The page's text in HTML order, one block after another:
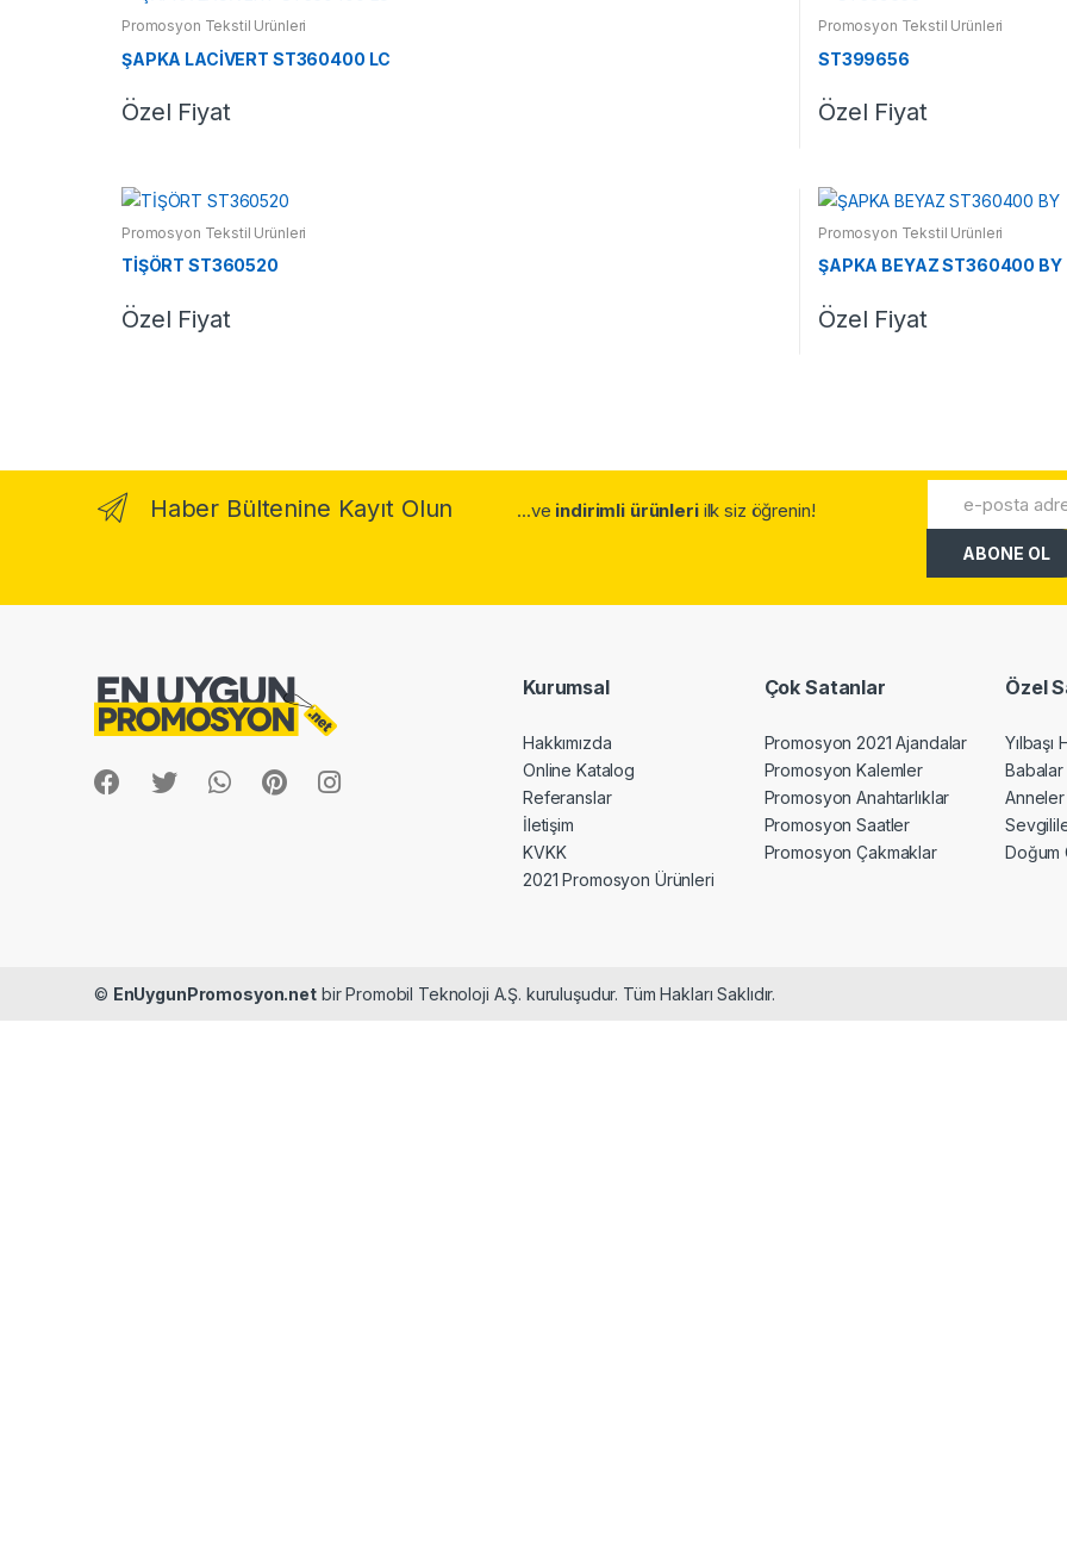
Promosyon Tekstil Ürünleri
ŞAPKA LACİVERT ST360400 LC
Özel Fiyat
Promosyon Tekstil Ürünleri
ST399656
Özel Fiyat
Promosyon Tekstil Ürünleri
TİŞÖRT ST360520
Özel Fiyat
Promosyon Tekstil Ürünleri
ŞAPKA BEYAZ ST360400 BY
Özel Fiyat
Haber Bültenine Kayıt Olun ...ve indirimli ürünleriilk siz öğrenin!
Kurumsal
Hakkımızda
Online Katalog
Referanslar
İletişim
KVKK
2021 Promosyon Ürünleri
Çok Satanlar
Promosyon 2021 Ajandalar
Promosyon Kalemler
Promosyon Anahtarlıklar
Promosyon Saatler
Promosyon Çakmaklar
Özel
Yılbaşı
Doğum
© EnUygunPromosyon.netbir Promobil Teknoloji A.Ş. kuruluşudur. Tüm Hakları Saklıdır.